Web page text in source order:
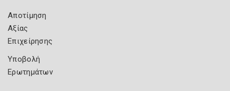
Αποτίμηση
Αξίας
Επιχείρησης
Υποβολή
Ερωτημάτων